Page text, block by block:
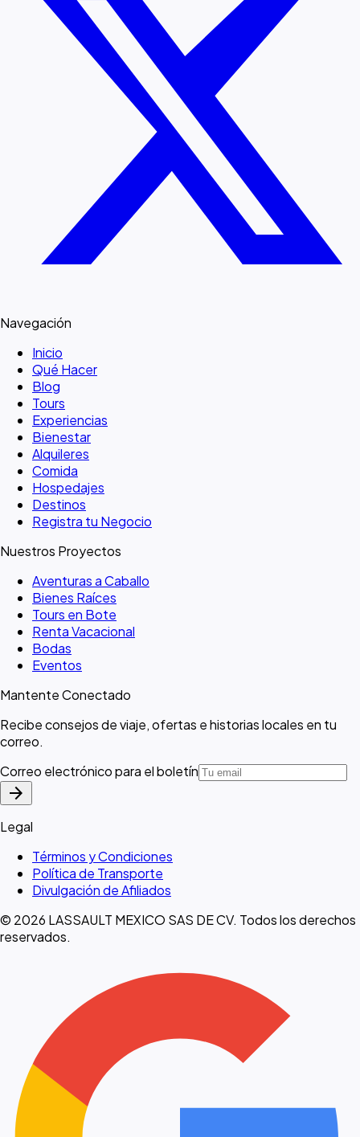
Navegación
Inicio
Qué Hacer
Blog
Tours
Experiencias
Bienestar
Alquileres
Comida
Hospedajes
Destinos
Registra tu Negocio
Nuestros Proyectos
Aventuras a Caballo
Bienes Raíces
Tours en Bote
Renta Vacacional
Bodas
Eventos
Mantente Conectado
Recibe consejos de viaje, ofertas e historias locales en tu
correo.
Correo electrónico para el boletín
arrow_forward
Legal
Términos y Condiciones
Política de Transporte
Divulgación de Afiliados
© 2026 LASSAULT MEXICO SAS DE CV. Todos los derechos
reservados.